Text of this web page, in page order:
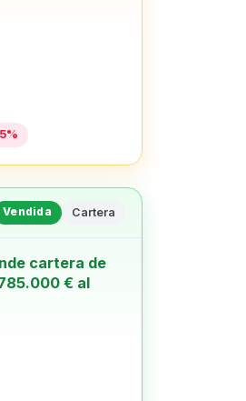
Vendida Cartera
cartera de
€ al